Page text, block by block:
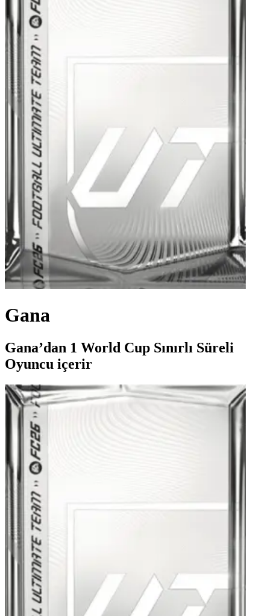
Gana
Gana’dan 1 World Cup Sınırlı Süreli
Oyuncu içerir